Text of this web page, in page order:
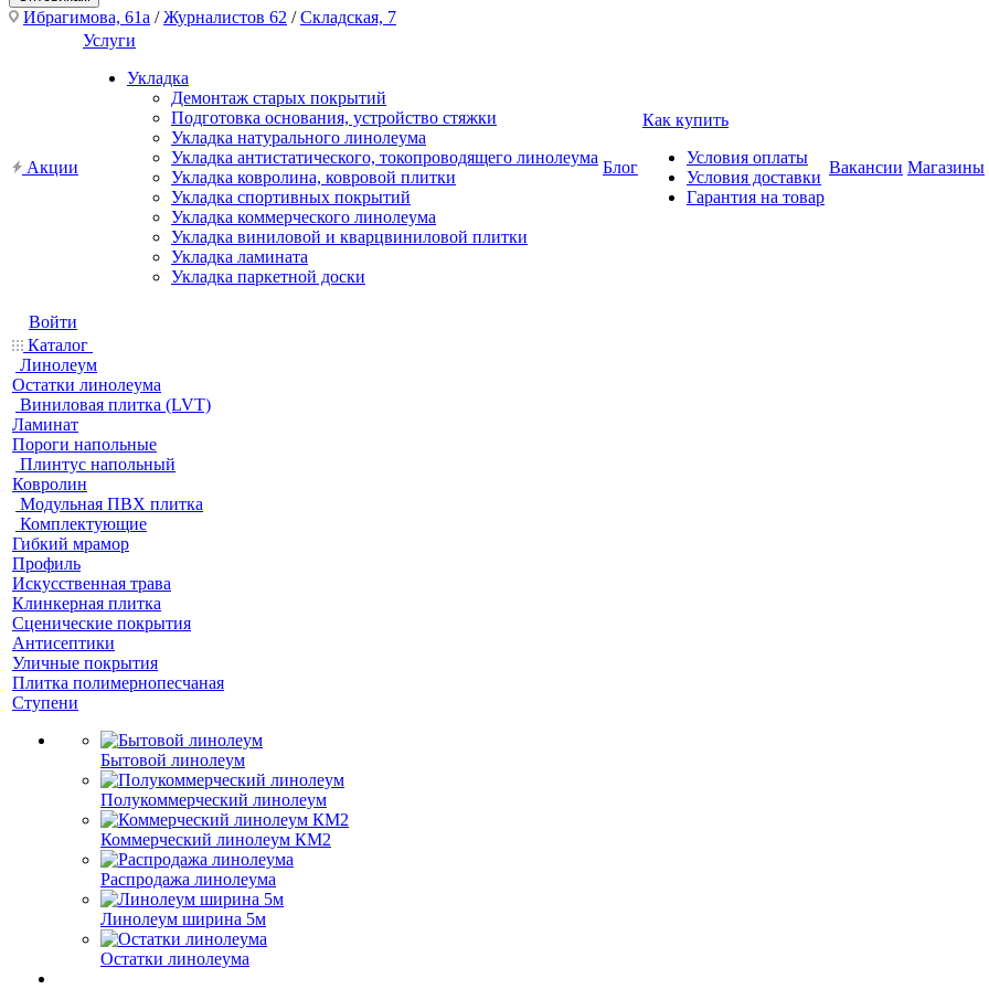
Ибрагимова, 61а /Журналистов 62 /Складская, 7
Акции
Услуги
Укладка
Демонтаж старых покрытий
Подготовка основания, устройство стяжки
Укладка натурального линолеума
Укладка антистатического, токопроводящего линолеума
Укладка ковролина, ковровой плитки
Укладка спортивных покрытий
Укладка коммерческого линолеума
Укладка виниловой и кварцвиниловой плитки
Укладка ламината
Укладка паркетной доски
Блог
Как купить
Условия оплаты
Условия доставки
Гарантия на товар
Вакансии Магазины
Войти
Каталог
Линолеум
Остатки линолеума
Виниловая плитка (LVT)
Ламинат
Пороги напольные
Плинтус напольный
Ковролин
Модульная ПВХ плитка
Комплектующие
Гибкий мрамор
Профиль
Искусственная трава
Клинкерная плитка
Сценические покрытия
Антисептики
Уличные покрытия
Плитка полимернопесчаная
Ступени
Бытовой линолеум
Полукоммерческий линолеум
Коммерческий линолеум КМ2
Распродажа линолеума
Линолеум ширина 5м
Остатки линолеума